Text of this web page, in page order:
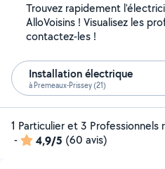
Trouvez rapidement
AlloVoisins ! Visualisez les
contactez-les !
Installation électrique
à Premeaux-Prissey (21)
1 Particulier et 3 Professionnels
-
4,9/5 (60 avis)